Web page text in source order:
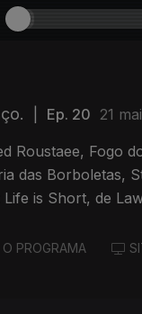
Ep. 20 21
Roustaee, Fogo
das Borboletas,
is Short, de
O PROGRAMA